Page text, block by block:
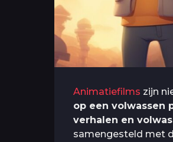
Animatiefilms zijn
op een volwassen
verhalen en
samengesteld met